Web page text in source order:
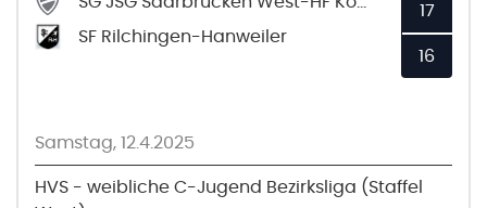
SF Rilchingen-Hanweiler
17
16
Samstag, 12.4.2025
HVS - weibliche C-Jugend Bezirksliga (Staffel